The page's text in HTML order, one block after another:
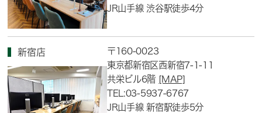
JR山手線 渋谷駅徒歩4分
新宿店
〒160-0023
東京都新宿区西新宿7-1-11
共栄ビル6階 [MAP]
TEL:03-5937-6767
JR山手線 新宿駅徒歩5分